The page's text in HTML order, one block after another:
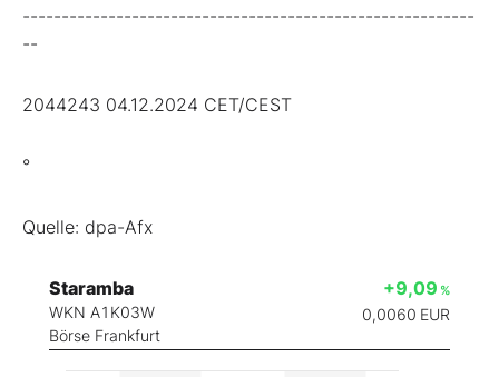
----------------------------------------------------------
--
2044243 04.12.2024 CET/CEST
°
Quelle: dpa-Afx
Staramba
WKN A1K03W
Börse Frankfurt
+9,09 %
0,0060 EUR